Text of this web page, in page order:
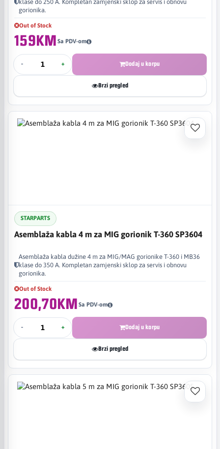
klase do 250 A. Kompletan zamjenski sklop za servis i obnovu
gorionika.
Out of Stock
159KM Sa PDV-om
- + Dodaj u korpu
Brzi pregled
STARPARTS
Asemblaža kabla 4 m za MIG gorionik T-360 SP3604
Asemblaža kabla dužine 4 m za MIG/MAG gorionike T-360 i MB36
klase do 350 A. Kompletan zamjenski sklop za servis i obnovu
gorionika.
Out of Stock
200,70KM Sa PDV-om
- + Dodaj u korpu
Brzi pregled